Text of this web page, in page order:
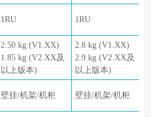
1RU 1RU
2.50 kg (V1.XX)
1.85 kg (V2.XX及
以上版本)
2.8 kg (V1.XX)
2.9 kg (V2.XX及
以上版本)
壁挂/机架/机柜 壁挂/机架/机柜